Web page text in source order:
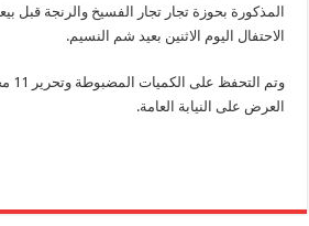
المذكورة بحوزة تجار تجار الفسيخ والرنجة قبل
الاحتفال اليوم الاثنين بعيد شم النسيم.
وتم
العرض على النيابة العامة.